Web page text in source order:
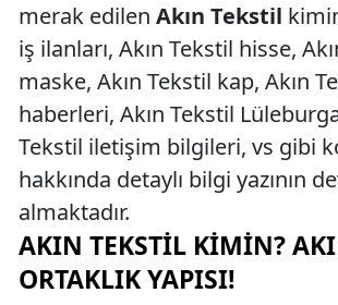
merak edilen Akın Tekstil
iş ilanları, Akın Tekstil hisse,
maske, Akın Tekstil kap, Akın
haberleri, Akın Tekstil
Tekstil iletişim bilgileri, vs gibi
hakkında detaylı bilgi yazının
almaktadır.
AKIN TEKSTIL KIMIN?
ORTAKLIK YAPISI!